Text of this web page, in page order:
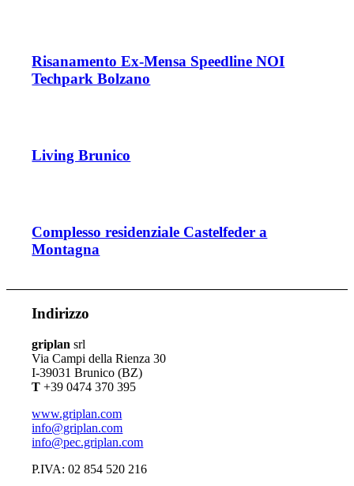
Risanamento Ex-Mensa Speedline NOI
Techpark Bolzano
Living Brunico
Complesso residenziale Castelfeder a
Montagna
Indirizzo
griplansrl
Via Campi della Rienza 30
I-39031 Brunico (BZ)
T +39 0474 370 395
www.griplan.com
info@griplan.com
info@pec.griplan.com
P.IVA: 02 854 520 216